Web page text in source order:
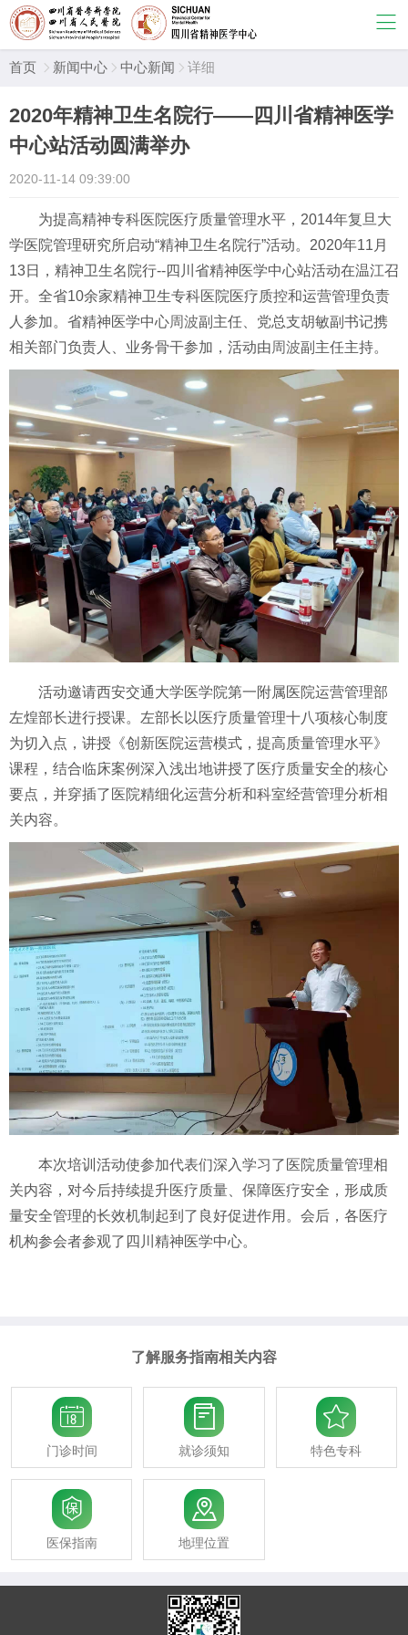
首页  新闻中心  中心新闻  详细
2020年精神卫生名院行——­四川省精神医学
中心站活动圆满举办
2020-11-14 09:39:00
为提高精神专科医院医疗质量管理水平，2014年复旦大
学医院管理研究所启动“精神卫生名院行”活动。2020年11月
13日，精神卫生名院行--四川省精神医学中心站活动在温江召
开。全省10余家精神卫生专科医院医疗质控和运营管理负责
人参加。省精神医学中心周波副主任、党总支胡敏副书记携
相关部门负责人、业务骨干参加，活动由周波副主任主持。
活动邀请西安交通大学医学院第一附属医院运营管理部
左煌部长进行授课。左部长以医疗质量管理十八项核心制度
为切入点，讲授《创新医院运营模式，提高质量管理水平》
课程，结合临床案例深入浅出地讲授了医疗质量安全的核心
要点，并穿插了医院精细化运营分析和科室经营管理分析相
关内容。
本次培训活动使参加代表们深入学习了医院质量管理相
关内容，对今后持续提升医疗质量、保障医疗安全，形成质
量安全管理的长效机制起到了良好促进作用。会后，各医疗
机构参会者参观了四川精神医学中心。
了解服务指南相关内容

门诊时间

就诊须知

特色专科

医保指南

地理位置